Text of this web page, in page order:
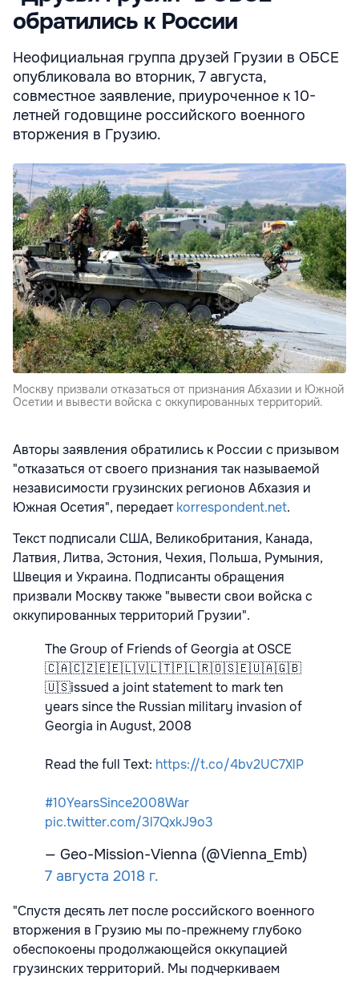
обратились к России
Неофициальная группа друзей Грузии в ОБСЕ
опубликовала во вторник, 7 августа,
совместное заявление, приуроченное к 10-
летней годовщине российского военного
вторжения в Грузию.
Москву призвали отказаться от признания Абхазии и Южной
Осетии и вывести войска с оккупированных территорий.
Авторы заявления обратились к России с призывом
"отказаться от своего признания так называемой
независимости грузинских регионов Абхазия и
Южная Осетия", передаетkorrespondent.net.
Текст подписали США, Великобритания, Канада,
Латвия, Литва, Эстония, Чехия, Польша, Румыния,
Швеция и Украина. Подписанты обращения
призвали Москву также "вывести свои войска с
оккупированных территорий Грузии".
The Group of Friends of Georgia at OSCE
🇨🇦🇨🇿🇪🇪🇱🇻🇱🇹🇵🇱🇷🇴🇸🇪🇺🇦🇬🇧
🇺🇸issued a joint statement to mark ten
years since the Russian military invasion of
Georgia in August, 2008
Read the full Text: https://t.co/4bv2UC7XlP
#10YearsSince2008War
pic.twitter.com/3l7QxkJ9o3
— Geo-Mission-Vienna (@Vienna_Emb)
7 августа 2018 г.
"Спустя десять лет после российского военного
вторжения в Грузию мы по-прежнему глубоко
обеспокоены продолжающейся оккупацией
грузинских территорий. Мы подчеркиваем